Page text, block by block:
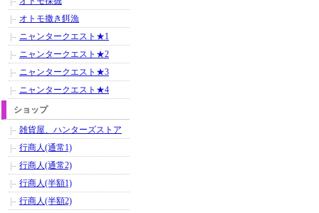
オトモ撒き餌漁
ニャンタークエスト★1
ニャンタークエスト★2
ニャンタークエスト★3
ニャンタークエスト★4
ショップ
雑貨屋、ハンターズストア
行商人(通常1)
行商人(通常2)
行商人(半額1)
行商人(半額2)